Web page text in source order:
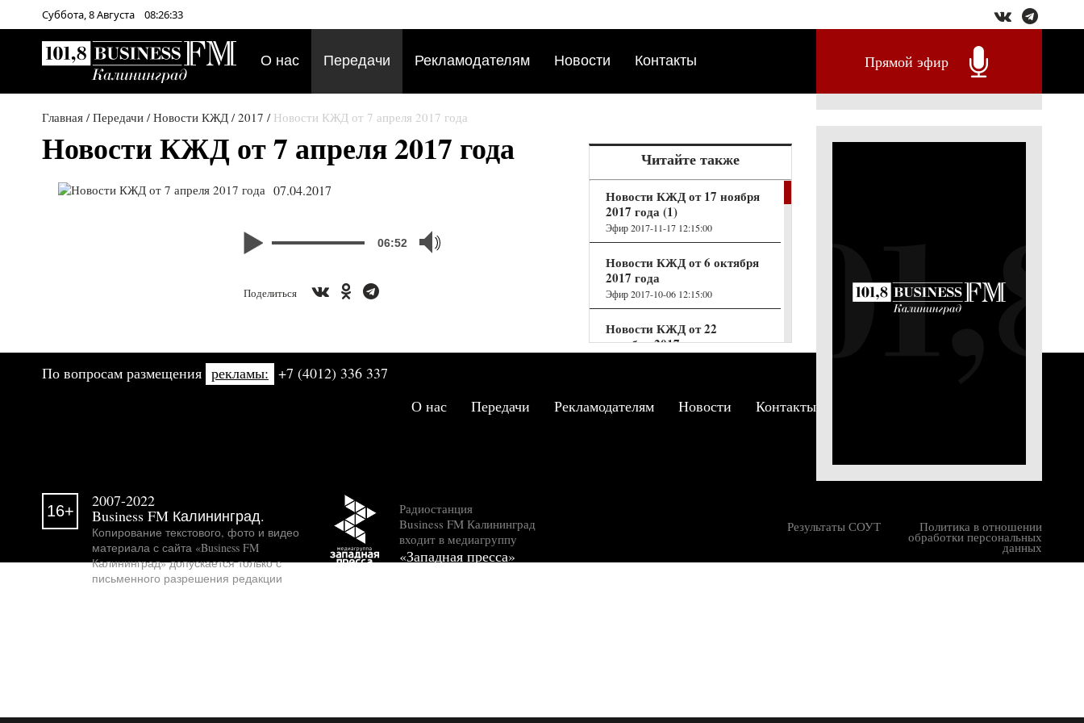
Суббота,8Августа 08:26:33
О нас Передачи Рекламодателям Новости Контакты Прямой эфир
Главная /Передачи /Новости КЖД /2017 / Новости КЖД от 7 апреля 2017 года
Читайте также
Новости КЖД от 17 ноября
2017 года (1)
Эфир 2017-11-17 12:15:00
Новости КЖД от 6 октября
2017 года
Эфир 2017-10-06 12:15:00
Новости КЖД от 22
декабря 2017 года
2017 года
Новости КЖД от 7 апреля 2017 года
07.04.2017
06:52
Поделиться
По вопросам размещения рекламы: +7 (4012) 336 337
О нас
Передачи Рекламодателям Новости Контакты
16+
2007-2022
Business FM Калининград.
Копирование текстового, фото и видео
материала с сайта «Business FM
Калининград» допускается только с
письменного разрешения редакции
Радиостанция
Business FM Калининград
входит в медиагруппу
«Западная пресса»
Политика в отношении
обработки персональных
данных
Результаты СОУТ